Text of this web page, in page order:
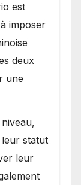
est
imposer
deux
une
leur statut
leur